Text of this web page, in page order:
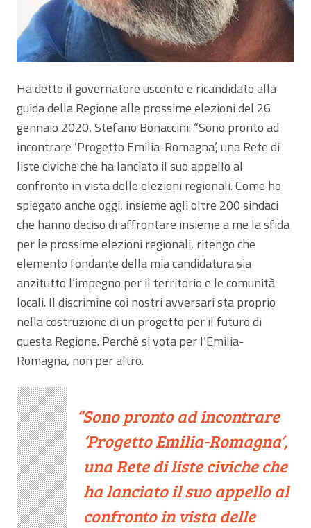
Ha detto il governatore uscente e ricandidato alla
guida della Regione alle prossime elezioni del 26
gennaio 2020, Stefano Bonaccini: “Sono pronto ad
incontrare ‘Progetto Emilia-Romagna’, una Rete di
liste civiche che ha lanciato il suo appello al
confronto in vista delle elezioni regionali. Come ho
spiegato anche oggi, insieme agli oltre 200 sindaci
che hanno deciso di affrontare insieme a me la sfida
per le prossime elezioni regionali, ritengo che
elemento fondante della mia candidatura sia
anzitutto l’impegno per il territorio e le comunità
locali. Il discrimine coi nostri avversari sta proprio
nella costruzione di un progetto per il futuro di
questa Regione. Perché si vota per l’Emilia-
Romagna, non per altro.
Sono pronto ad incontrare
‘Progetto Emilia-Romagna’,
una Rete di liste civiche che
ha lanciato il suo appello al
confronto in vista delle